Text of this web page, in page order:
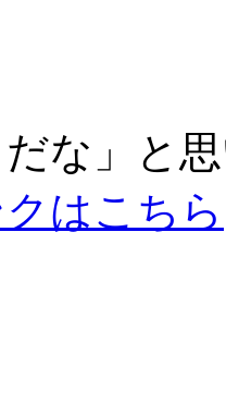
な」と
はこちら